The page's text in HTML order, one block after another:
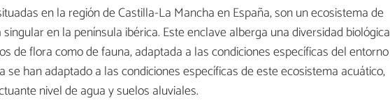
en la región de Castilla-La Mancha en España, son un ecosistema de
en la península ibérica. Este enclave alberga una diversidad biológica
de flora como de fauna, adaptada a las condiciones específicas del entorno
se han adaptado a las condiciones específicas de este ecosistema acuático,
nivel de agua y suelos aluviales.